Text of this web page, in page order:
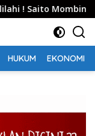
Mombine Nikava
HUKUM EKONOMI